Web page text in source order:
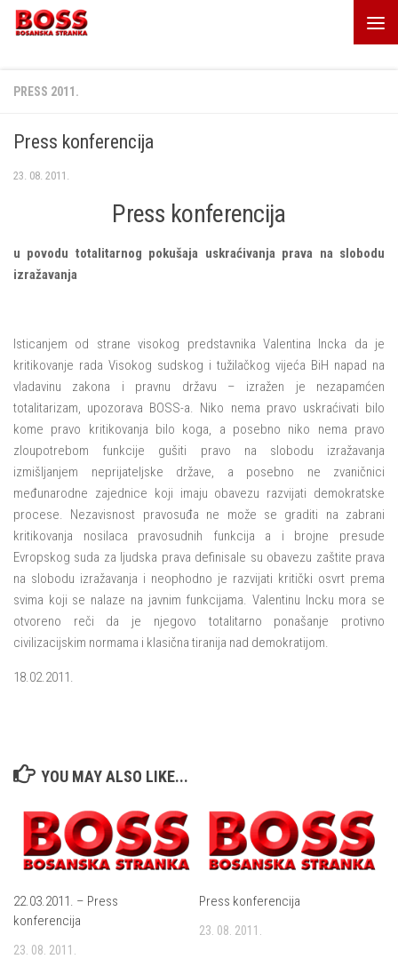
Skip to content
PRESS 2011.
Press konferencija
23. 08. 2011.
Press konferencija
u povodu totalitarnog pokušaja uskraćivanja prava na slobodu
izražavanja
Isticanjem od strane visokog predstavnika Valentina Incka da je
kritikovanje rada Visokog sudskog i tužilačkog vijeća BiH napad na
vladavinu zakona i pravnu državu – izražen je nezapamćen
totalitarizam, upozorava BOSS-a. Niko nema pravo uskraćivati bilo
kome pravo kritikovanja bilo koga, a posebno niko nema pravo
zloupotrebom funkcije gušiti pravo na slobodu izražavanja
izmišljanjem neprijateljske države, a posebno ne zvaničnici
međunarodne zajednice koji imaju obavezu razvijati demokratske
procese. Nezavisnost pravosuđa ne može se graditi na zabrani
kritikovanja nosilaca pravosudnih funkcija a i brojne presude
Evropskog suda za ljudska prava definisale su obavezu zaštite prava
na slobodu izražavanja i neophodno je razvijati kritički osvrt prema
svima koji se nalaze na javnim funkcijama. Valentinu Incku mora se
otvoreno reči da je njegovo totalitarno ponašanje protivno
civilizacijskim normama i klasična tiranija nad demokratijom.
18.02.2011.
YOU MAY ALSO LIKE...
22.03.2011. – Press
konferencija
23. 08. 2011.
Press konferencija
23. 08. 2011.